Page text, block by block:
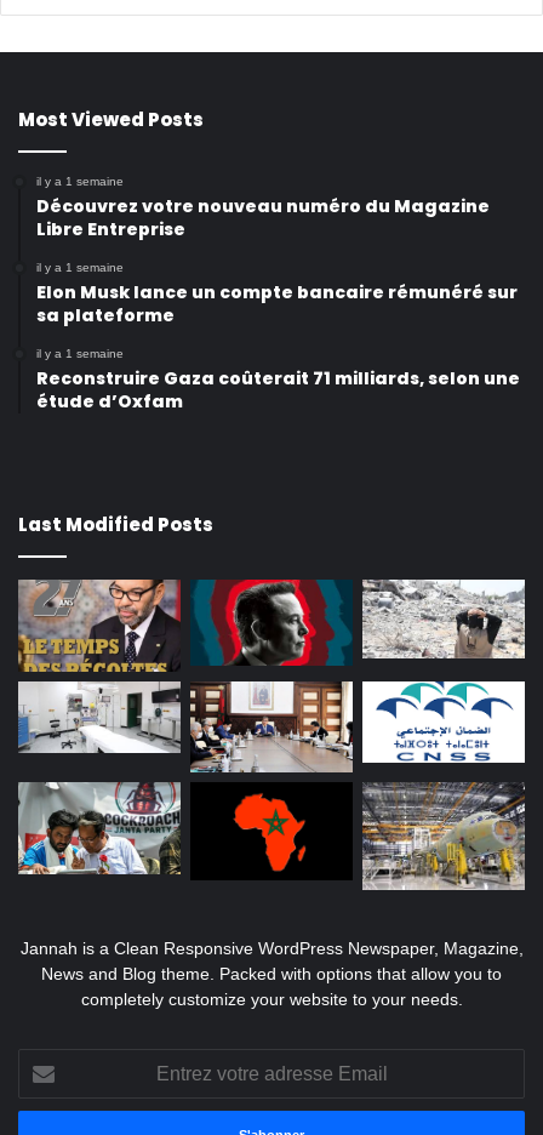
Most Viewed Posts
il y a 1 semaine
Découvrez votre nouveau numéro du Magazine
Libre Entreprise
il y a 1 semaine
Elon Musk lance un compte bancaire rémunéré sur
sa plateforme
il y a 1 semaine
Reconstruire Gaza coûterait 71 milliards, selon une
étude d’Oxfam
Last Modified Posts
Jannah is a Clean Responsive WordPress Newspaper, Magazine,
News and Blog theme. Packed with options that allow you to
completely customize your website to your needs.
Entrez
votre
adresse